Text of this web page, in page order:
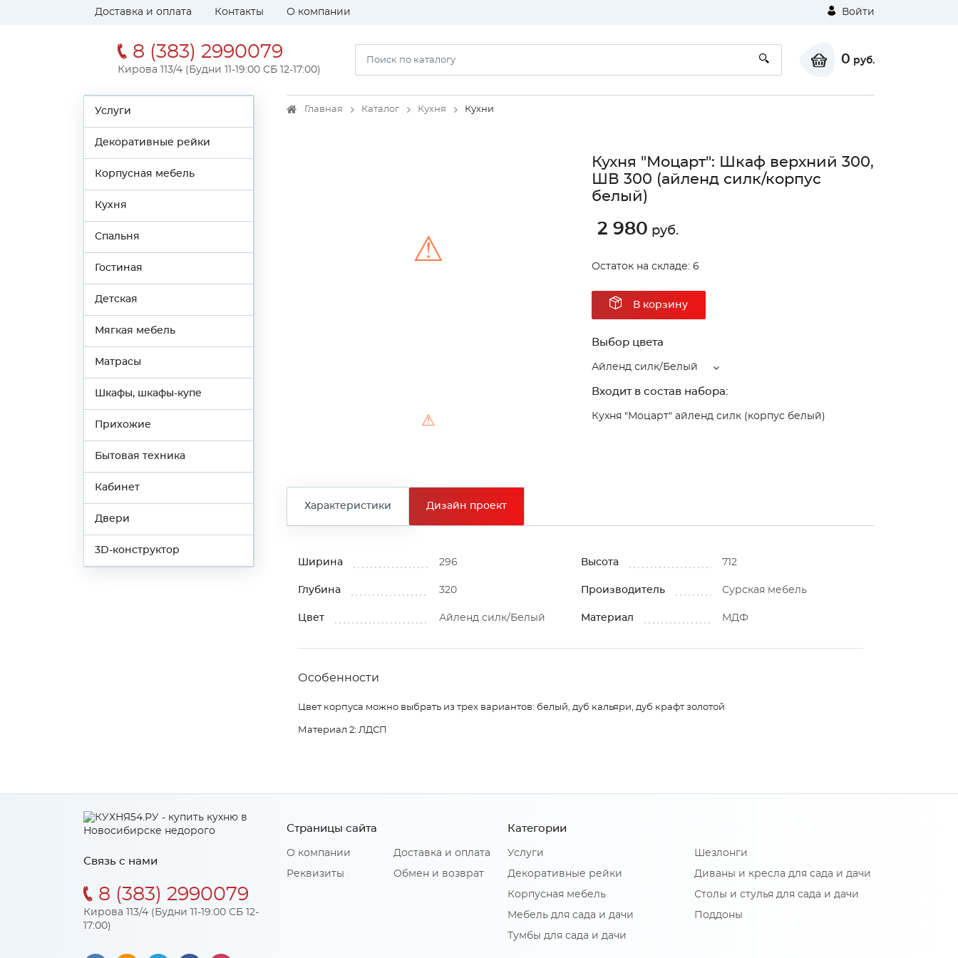
Доставка и оплата Контакты О компании Войти
8 (383) 2990079
Кирова 113/4 (Будни 11-19:00 СБ 12-17:00)
0 руб.
Услуги
Декоративные рейки
Корпусная мебель
Кухня
Спальня
Гостиная
Детская
Мягкая мебель
Матрасы
Шкафы, шкафы-купе
Прихожие
Бытовая техника
Кабинет
Двери
3D-конструктор
Главная Каталог Кухня Кухни
⚠
⚠
Кухня "Моцарт": Шкаф верхний 300,
ШВ 300 (айленд силк/корпус
белый)
2 980 руб.
Остаток на складе: 6
В корзину
Выбор цвета
Айленд силк/Белый
Входит в состав набора:
Кухня "Моцарт" айленд силк (корпус белый)
Характеристики Дизайн проект
Ширина 296 Высота 712
Глубина 320 Производитель Сурская мебель
Цвет Айленд силк/Белый Материал МДФ
Особенности
Цвет корпуса можно выбрать из трех вариантов: белый, дуб кальяри, дуб крафт золотой
Материал 2: ЛДСП
Связь с нами
8 (383) 2990079
Кирова 113/4 (Будни 11-19:00 СБ 12-
17:00)
Страницы сайта
О компании
Реквизиты
Доставка и оплата
Обмен и возврат
Категории
Услуги
Декоративные рейки
Корпусная мебель
Мебель для сада и дачи
Тумбы для сада и дачи
Шезлонги
Диваны и кресла для сада и дачи
Столы и стулья для сада и дачи
Поддоны